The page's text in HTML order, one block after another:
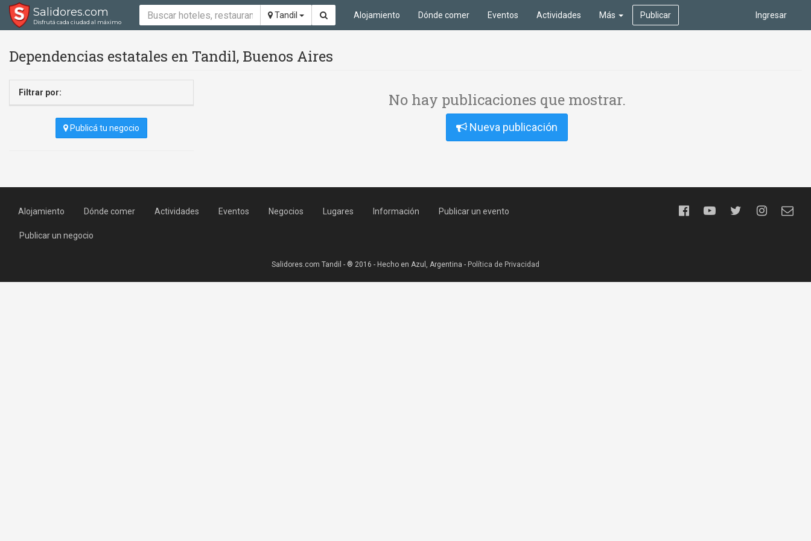
Salidores.com
Disfrutá cada ciudad al máximo
Tandil Ingresar
Alojamiento Dónde comer Eventos Actividades Más Publicar
Dependencias estatales en Tandil, Buenos Aires
Filtrar por:
Publicá tu negocio
No hay publicaciones que mostrar.
Nueva publicación
Alojamiento Dónde comer Actividades Eventos Negocios Lugares Información Publicar un evento
Publicar un negocio
Salidores.com Tandil - ® 2016 - Hecho en Azul, Argentina - Política de Privacidad